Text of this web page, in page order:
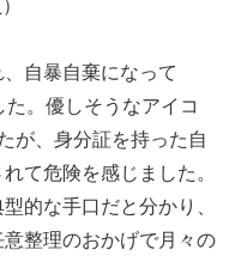
自暴自棄になって
。優しそうなアイコ
が、身分証を持った自
て危険を感じました。
的な手口だと分かり、
整理のおかげで月々の